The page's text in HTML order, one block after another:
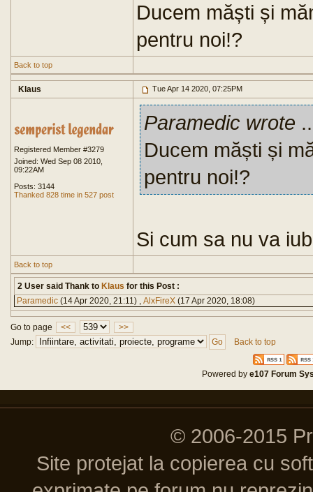
Ducem măști și
pentru noi!?
Back to top
Klaus Tue Apr 14 2020, 07:25PM
Registered Member #3279
Joined: Wed Sep 08 2010,
09:22AM
Posts: 3144
Thanked 828 time in 527 post
Paramedic wrote
Ducem măști și
pentru noi!?
Si cum sa nu va
Back to top
2 User said Thank to Klaus for this Post :
Paramedic (14 Apr 2020, 21:11) , AlxFireX (17 Apr 2020, 18:08)
Go to page <<
>>
Jump:
Back to top
Powered bye107 Forum
© 2006-2015
Site protejat la copierea cu